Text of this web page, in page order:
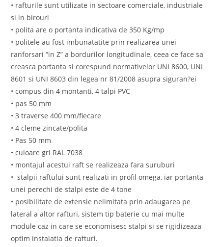
• rafturile sunt utilizate in sectoare comerciale, industriale
si in birouri
• polita are o portanta indicativa de 350 Kg/mp
• politele au fost imbunatatite prin realizarea unei
ranforsari “in Z” a bordurilor longitudinale, ceea ce face sa
creasca portanta si corespund normativelor UNI 8600, UNI
8601 si UNI 8603 din legea nr 81/2008 asupra siguran?ei
• compus din 4 montanti, 4 talpi PVC
• pas 50 mm
• 3 traverse 400 mm/fiecare
• 4 cleme zincate/polita
• Pas 50 mm
• culoare gri RAL 7038
• montajul acestui raft se realizeaza fara suruburi
• stalpii raftului sunt realizati in profil omega, iar portanta
unei perechi de stalpi este de 4 tone
• posibilitate de extensie nelimitata prin adaugarea pe
lateral a altor rafturi, sistem tip baterie cu mai multe
module caz in care se economisesc stalpi si se rigidizeaza
optim instalatia de rafturi.